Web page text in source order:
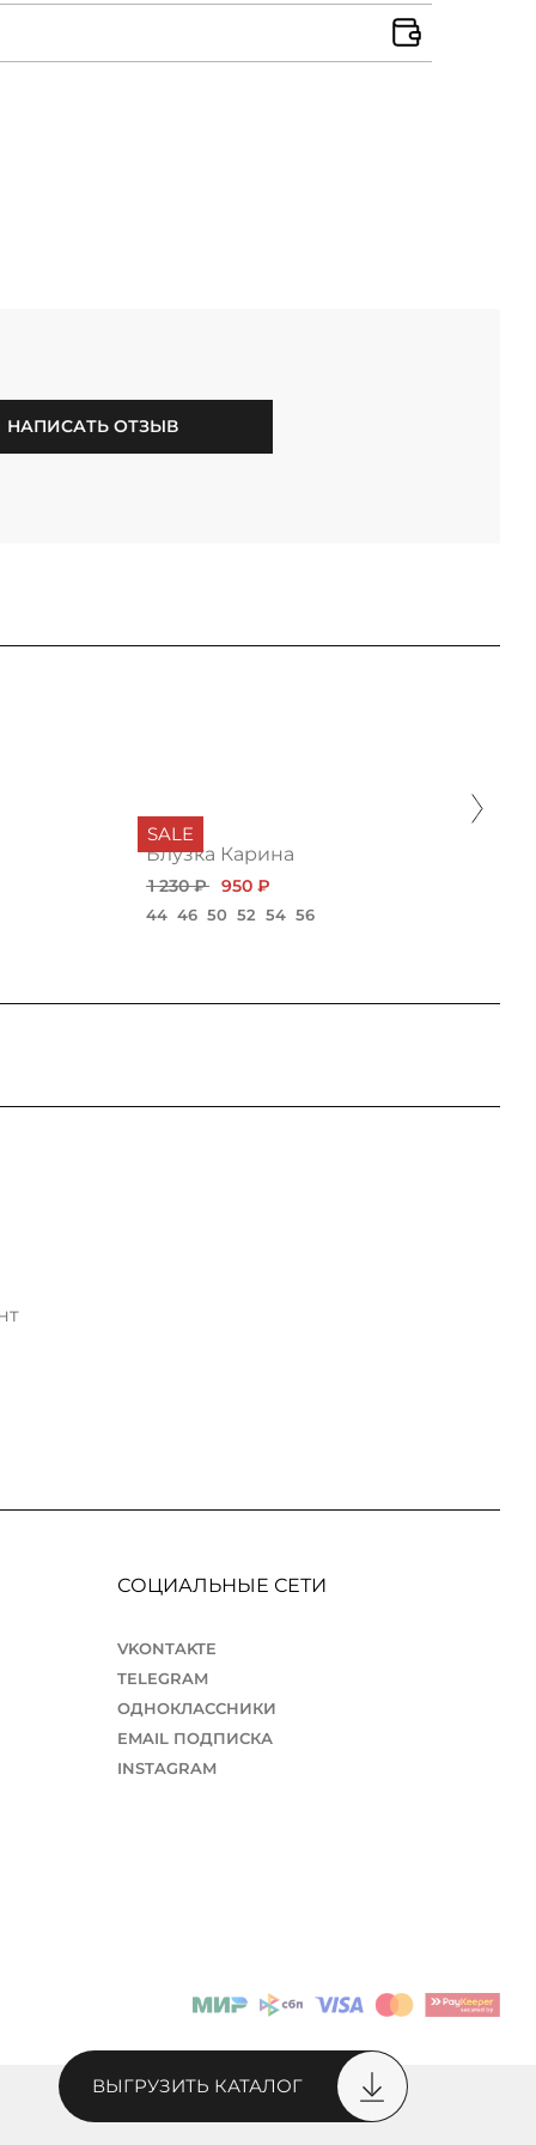
НАПИСАТЬ ОТЗЫВ
SALE
Блузка Карина
1 230 ₽ 950 ₽
44 46 50 52 54 56
СОЦИАЛЬНЫЕ СЕТИ
VKONTAKTE
TELEGRAM
ОДНОКЛАССНИКИ
EMAIL ПОДПИСКА
INSTAGRAM
ВЫГРУЗИТЬ КАТАЛОГ